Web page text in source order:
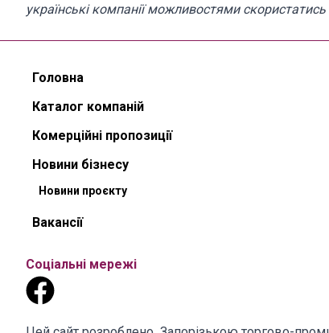
українські компанії можливостями
Головна
Каталог компаній
Комерційні пропозиції
Новини бізнесу
Новини проєкту
Вакансії
Соціальні мережі